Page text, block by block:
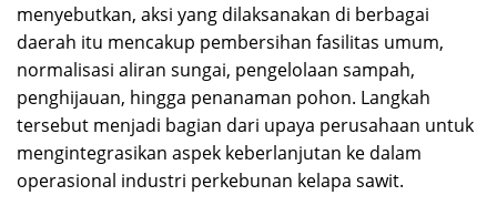
menyebutkan, aksi yang dilaksanakan di berbagai
daerah itu mencakup pembersihan fasilitas umum,
normalisasi aliran sungai, pengelolaan sampah,
penghijauan, hingga penanaman pohon. Langkah
tersebut menjadi bagian dari upaya perusahaan untuk
mengintegrasikan aspek keberlanjutan ke dalam
operasional industri perkebunan kelapa sawit.